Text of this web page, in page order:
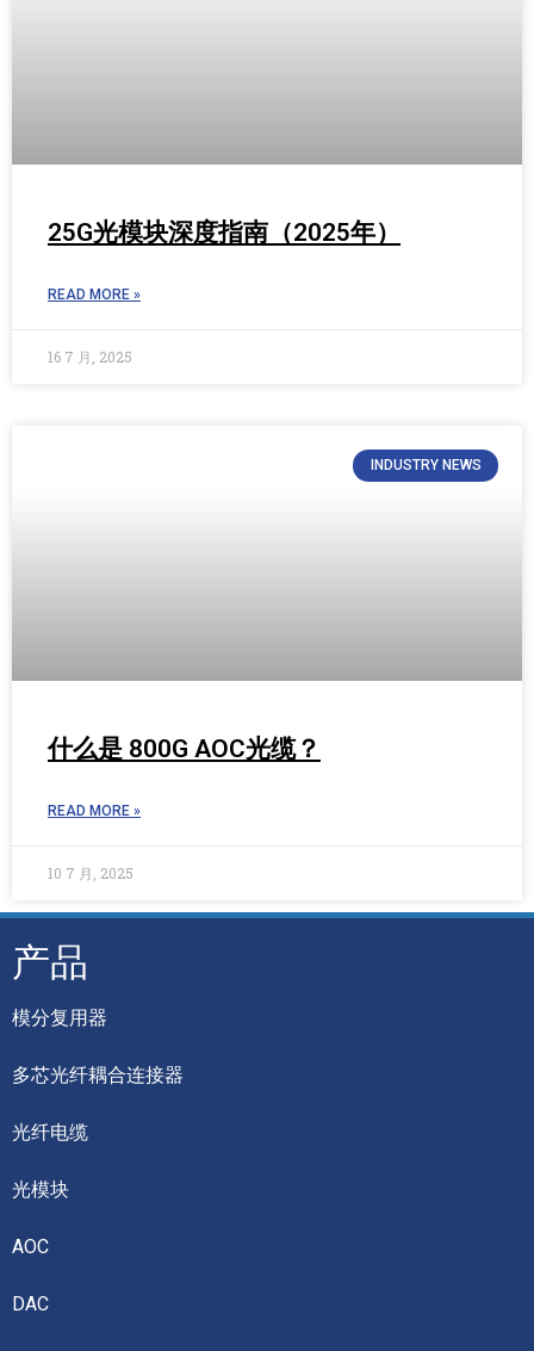
25G光模块深度指南（2025年）
READ MORE »
16 7 月, 2025
INDUSTRY NEWS
什么是 800G AOC光缆？
READ MORE »
10 7 月, 2025
产品
模分复用器
多芯光纤耦合连接器
光纤电缆
光模块
AOC
DAC